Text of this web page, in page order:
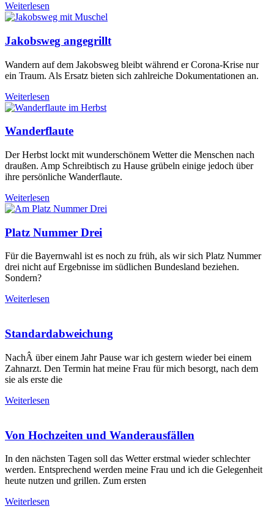
Weiterlesen
Jakobsweg angegrillt
Wandern auf dem Jakobsweg bleibt während er Corona-Krise nur
ein Traum. Als Ersatz bieten sich zahlreiche Dokumentationen an.
Weiterlesen
Wanderflaute
Der Herbst lockt mit wunderschönem Wetter die Menschen nach
draußen. Amp Schreibtisch zu Hause grübeln einige jedoch über
ihre persönliche Wanderflaute.
Weiterlesen
Platz Nummer Drei
Für die Bayernwahl ist es noch zu früh, als wir sich Platz Nummer
drei nicht auf Ergebnisse im südlichen Bundesland beziehen.
Sondern?
Weiterlesen
Standardabweichung
NachÂ über einem Jahr Pause war ich gestern wieder bei einem
Zahnarzt. Den Termin hat meine Frau für mich besorgt, nach dem
sie als erste die
Weiterlesen
Von Hochzeiten und Wanderausfällen
In den nächsten Tagen soll das Wetter erstmal wieder schlechter
werden. Entsprechend werden meine Frau und ich die Gelegenheit
heute nutzen und grillen. Zum ersten
Weiterlesen